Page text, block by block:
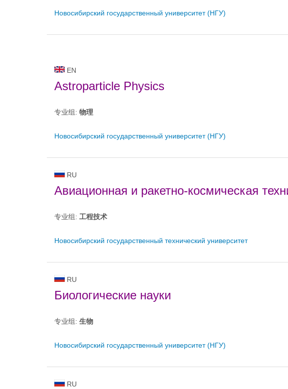
Новосибирский государственный университет (НГУ)
EN
Astroparticle Physics
专业组: 物理
Новосибирский государственный университет (НГУ)
RU
Авиационная и ракетно-космическая
专业组: 工程技术
Новосибирский государственный технический университет
RU
Биологические науки
专业组: 生物
Новосибирский государственный университет (НГУ)
RU